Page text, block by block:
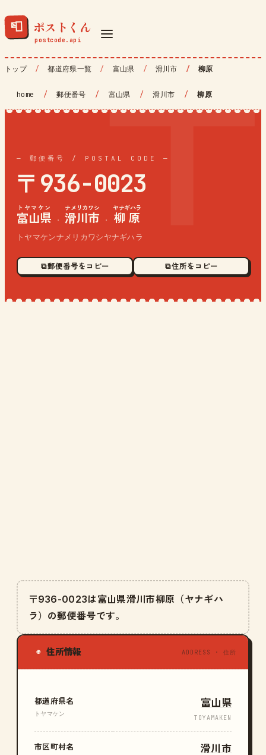
📮 ポストくん
トップ 都道府県一覧 富山県 滑川市 柳原
home / 郵便番号 / 富山県 / 滑川市 / 柳原
— 郵便番号 / POSTAL CODE —
〒936-0023
富山県
トヤマケン
· 滑川市
ナメリカワシ
· 柳原
ヤナギハラ
トヤマケンナメリカワシヤナギハラ
⧉ 郵便番号をコピー ⧉ 住所をコピー
〒936-0023は富山県滑川市柳原（ヤナギハ
ラ）の郵便番号です。
◉ 住所情報 ADDRESS · 住所
都道府県名
トヤマケン
富山県
TOYAMAKEN
市区町村名 滑川市